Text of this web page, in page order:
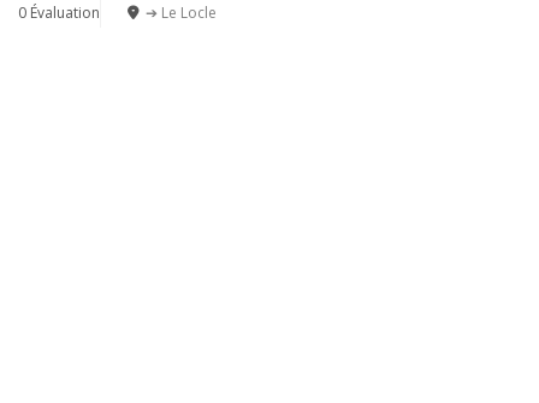
0 Évaluation ➔ Le Locle